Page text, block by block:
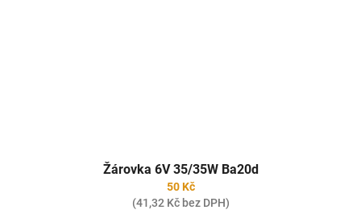
Žárovka 6V 35/35W Ba20d
50 Kč
(41,32 Kč bez DPH)